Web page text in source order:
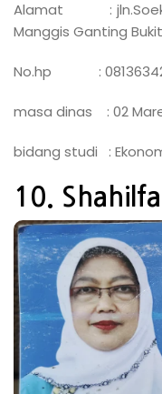
Alamat :
Manggis Ganting
No.hp :
masa dinas : 02
bidang studi :
10.